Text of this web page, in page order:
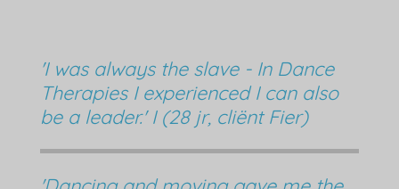
'I was always the slave - In Dance
Therapies I experienced I can also
be a leader.' I (28 jr, cliënt Fier)